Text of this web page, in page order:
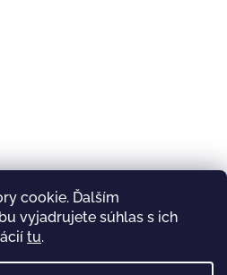
cookie. Ďalším
vyjadrujete súhlas s ich
tu.